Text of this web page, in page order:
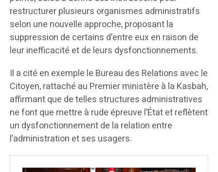
restructurer plusieurs organismes administratifs
selon une nouvelle approche, proposant la
suppression de certains d’entre eux en raison de
leur inefficacité et de leurs dysfonctionnements.
Il a cité en exemple le Bureau des Relations avec le
Citoyen, rattaché au Premier ministère à la Kasbah,
affirmant que de telles structures administratives
ne font que mettre à rude épreuve l’État et reflètent
un dysfonctionnement de la relation entre
l’administration et ses usagers.